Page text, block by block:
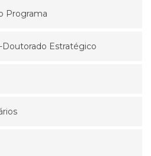
Programa
Doutorado Estratégico